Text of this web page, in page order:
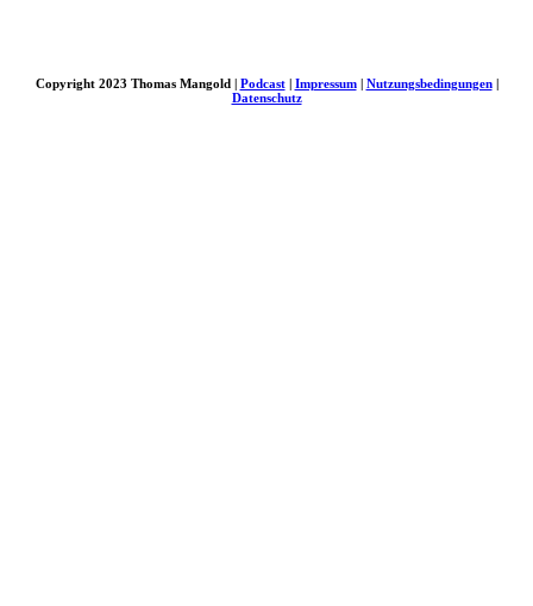
Copyright 2023 Thomas Mangold | Podcast| Impressum| Nutzungsbedingungen|
Datenschutz